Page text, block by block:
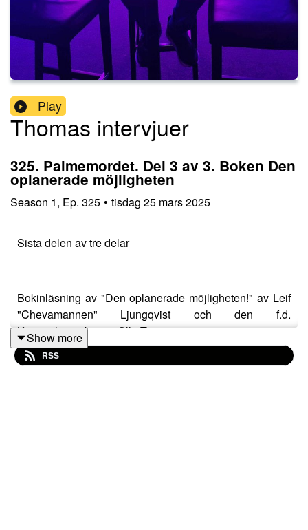
Play
Thomas intervjuer
325. Palmemordet. Del 3 av 3. Boken Den
oplanerade möjligheten
Season 1, Ep. 325 • tisdag 25 mars 2025
Sista delen av tre delar
Bokinläsning av "Den oplanerade möjligheten!" av Leif
"Chevamannen" Ljungqvist och den f.d.
Kriminalinspektören Olle Torge
Show more
RSS